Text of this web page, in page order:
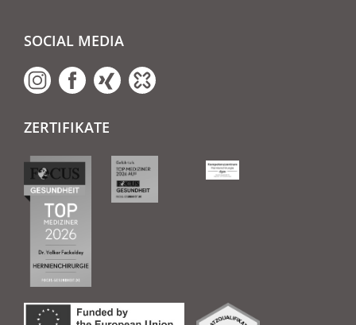
SOCIAL MEDIA
ZERTIFIKATE